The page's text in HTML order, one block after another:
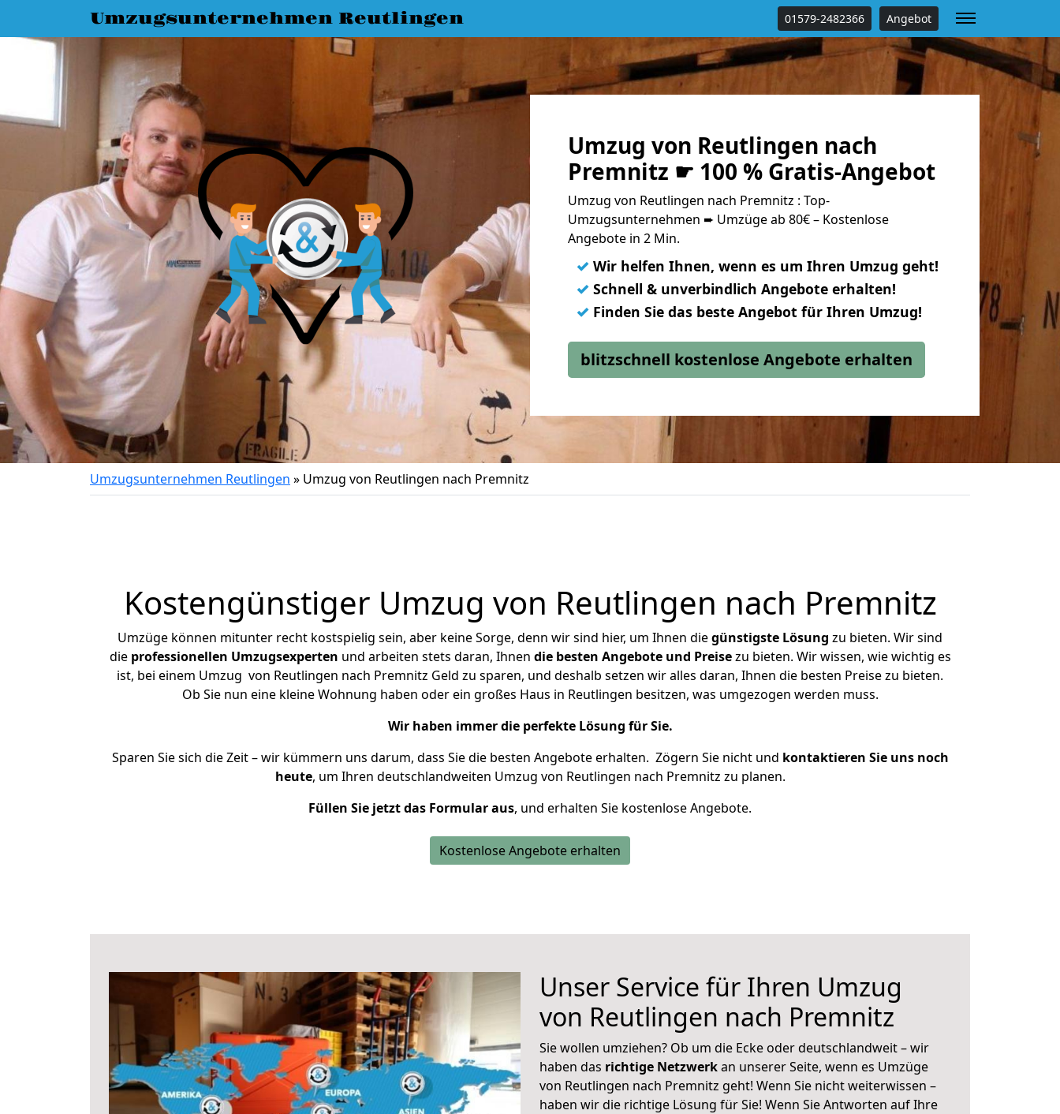
Umzugsunternehmen Reutlingen 01579-2482366 Angebot
Umzug von Reutlingen nach
Premnitz ☛ 100 % Gratis-Angebot
Umzug von Reutlingen nach Premnitz : Top-
Umzugsunternehmen ➨ Umzüge ab 80€ – Kostenlose
Angebote in 2 Min.
✓ Wir helfen Ihnen, wenn es um Ihren Umzug geht!
✓ Schnell & unverbindlich Angebote erhalten!
✓ Finden Sie das beste Angebot für Ihren Umzug!
blitzschnell kostenlose Angebote erhalten
Umzugsunternehmen Reutlingen » Umzug von Reutlingen nach Premnitz
Kostengünstiger Umzug von Reutlingen nach Premnitz
Umzüge können mitunter recht kostspielig sein, aber keine Sorge, denn wir sind hier, um Ihnen diegünstigste Lösung zu bieten. Wir sind
die professionellen Umzugsexperten und arbeiten stets daran, Ihnen die besten Angebote und Preisezu bieten. Wir wissen, wie wichtig es
ist, bei einem Umzug von Reutlingen nach Premnitz Geld zu sparen, und deshalb setzen wir alles daran, Ihnen die besten Preise zu bieten.
Ob Sie nun eine kleine Wohnung haben oder ein großes Haus in Reutlingen besitzen, was umgezogen werden muss.
Wir haben immer die perfekte Lösung für Sie.
Sparen Sie sich die Zeit – wir kümmern uns darum, dass Sie die besten Angebote erhalten. Zögern Sie nicht und kontaktieren Sie uns noch
heute, um Ihren deutschlandweiten Umzug von Reutlingen nach Premnitz zu planen.
Füllen Sie jetzt das Formular aus, und erhalten Sie kostenlose Angebote.
Kostenlose Angebote erhalten
Unser Service für Ihren Umzug
von Reutlingen nach Premnitz
Sie wollen umziehen? Ob um die Ecke oder deutschlandweit – wir
haben das richtige Netzwerkan unserer Seite, wenn es Umzüge
von Reutlingen nach Premnitz geht! Wenn Sie nicht weiterwissen –
haben wir die richtige Lösung für Sie! Wenn Sie Antworten auf Ihre